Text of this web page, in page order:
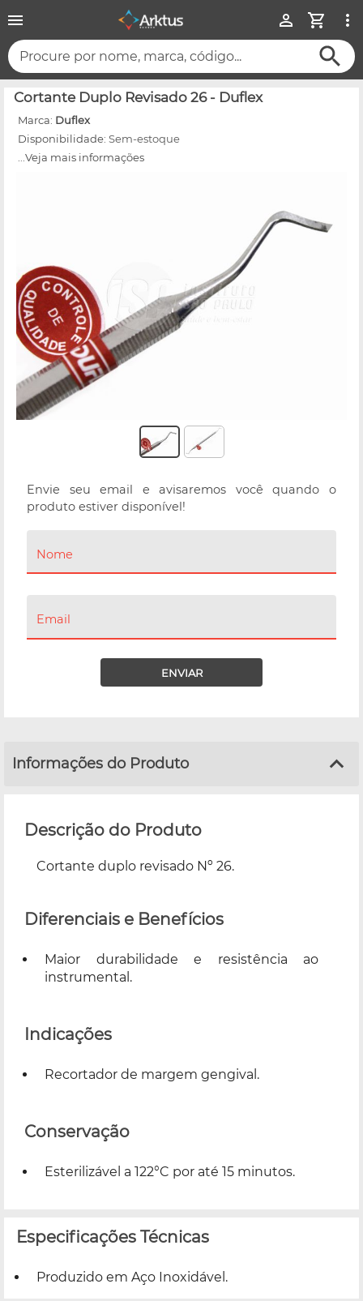
Procure por nome, marca, código...
Cortante Duplo Revisado 26 - Duflex
Marca: Duflex
Disponibilidade: Sem-estoque
...Veja mais informações
Envie seu email e avisaremos você quando o
produto estiver disponível!
Nome
Email
ENVIAR
Informações do Produto
Descrição do Produto
Cortante duplo revisado Nº 26.
Diferenciais e Benefícios
Maior durabilidade e resistência ao
instrumental.
Indicações
Recortador de margem gengival.
Conservação
Esterilizável a 122°C por até 15 minutos.
Especificações Técnicas
Produzido em Aço Inoxidável.